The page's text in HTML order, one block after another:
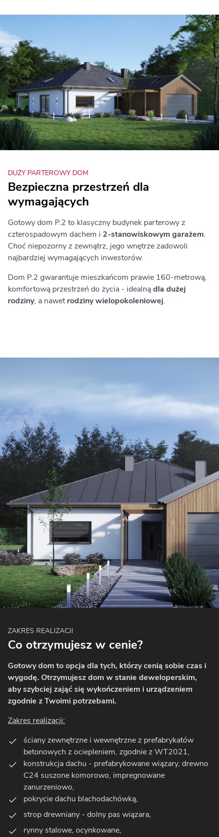
DUŻY PARTEROWY DOM
Bezpieczna przestrzeń dla
wymagających
Gotowy dom P.2 to klasyczny budynek parterowy z
czterospadowym dachem i 2-stanowiskowym garażem.
Choć niepozorny z zewnątrz, jego wnętrze zadowoli
najbardziej wymagających inwestorów.
Dom P.2 gwarantuje mieszkańcom prawie 160-metrową,
komfortową przestrzeń do życia - idealnądla dużej
rodziny, a nawetrodziny wielopokoleniowej.
ZAKRES REALIZACJI
Co otrzymujesz w cenie?
Gotowy dom to opcja dla tych, którzy cenią sobie czas i
wygodę. Otrzymujesz dom w stanie deweloperskim,
aby szybciej zająć się wykończeniem i urządzeniem
zgodnie z Twoimi potrzebami.
Zakres realizacji:
ściany zewnętrzne i wewnętrzne z prefabrykatów
betonowych z ociepleniem, zgodnie z WT2021,
konstrukcja dachu - prefabrykowane wiązary, drewno
C24 suszone komorowo, impregnowane
zanurzeniowo,
pokrycie dachu blachodachówką,
strop drewniany - dolny pas wiązara,
rynny stalowe, ocynkowane,